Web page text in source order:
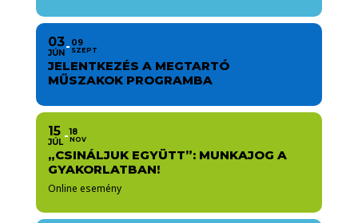
03
JÚN
09
SZEPT
JELENTKEZÉS A MEGTARTÓ
MŰSZAKOK PROGRAMBA
15
JÚL
18
NOV
„CSINÁLJUK EGYÜTT”: MUNKAJOG A
GYAKORLATBAN!
Online esemény